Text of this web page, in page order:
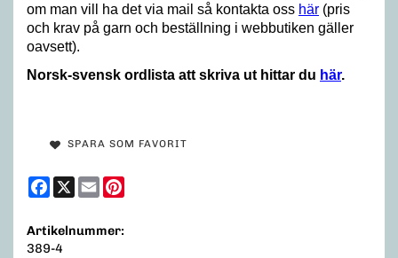
om man vill ha det via mail så kontakta oss här (pris
och krav på garn och beställning i webbutiken gäller
oavsett).
Norsk-svensk ordlista att skriva ut hittar du här.
SPARA SOM FAVORIT
Facebook
X Email
Artikelnummer:
389-4